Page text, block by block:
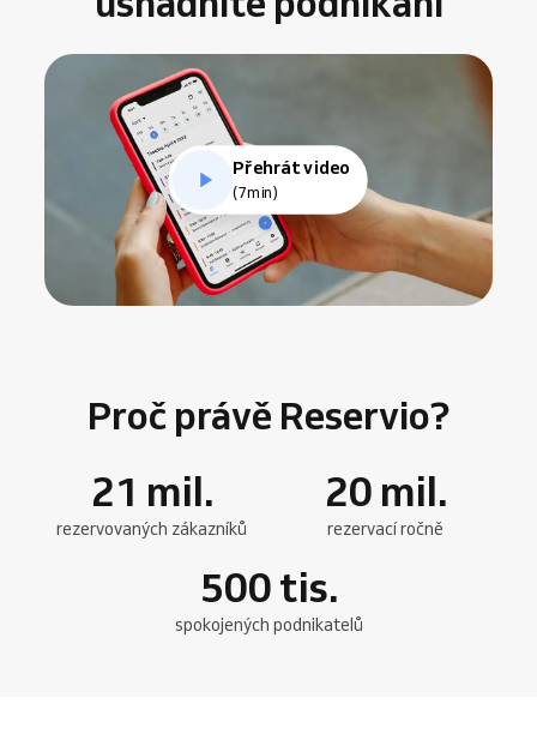
Přehrát video
(7min)
Proč právě Reservio?
21 mil.
rezervovaných zákazníků
20 mil.
rezervací ročně
500tis.
spokojených podnikatelů